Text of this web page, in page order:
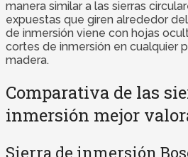
manera similar a las sierras
expuestas que giren alrededor
de inmersión viene con hojas
cortes de inmersión en cualquier
madera.
Comparativa de las
inmersión mejor
Sierra de inmersión